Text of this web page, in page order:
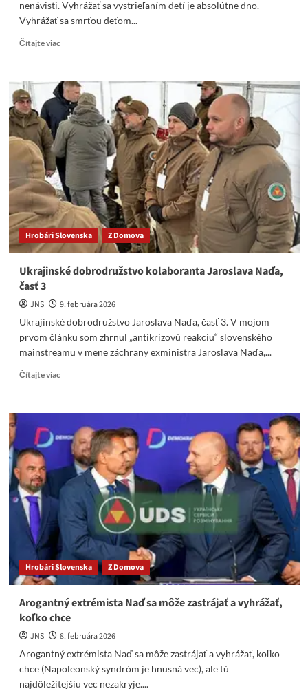
nenávisti. Vyhrážať sa vystrieľaním detí je absolútne dno.
Vyhrážať sa smrťou deťom...
Čítajte viacRead
Obludnosť
vyhrážania
sa
deťom
a
zodpovednosť
za
atmosféru
nenávisti
Hrobári Slovenska Z Domova
Ukrajinské dobrodružstvo kolaboranta Jaroslava Naďa,
časť 3
JNS
9. februára 2026
Ukrajinské dobrodružstvo Jaroslava Naďa, časť 3. V mojom
prvom článku som zhrnul „antikrízovú reakciu“ slovenského
mainstreamu v mene záchrany exministra Jaroslava Naďa,...
Čítajte viacRead
Ukrajinské
dobrodružstvo
kolaboranta
Jaroslava
Naďa,
časť
3
Hrobári Slovenska Z Domova
Arogantný extrémista Naď sa môže zastrájať a vyhrážať,
koľko chce
JNS
8. februára 2026
Arogantný extrémista Naď sa môže zastrájať a vyhrážať, koľko
chce (Napoleonský syndróm je hnusná vec), ale tú
najdôležitejšiu vec nezakryje....